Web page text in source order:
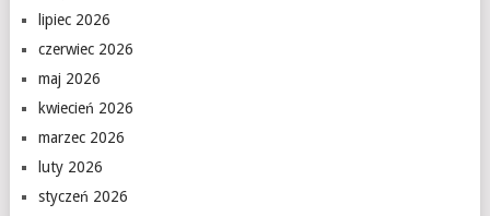
lipiec 2026
czerwiec 2026
maj 2026
kwiecień 2026
marzec 2026
luty 2026
styczeń 2026